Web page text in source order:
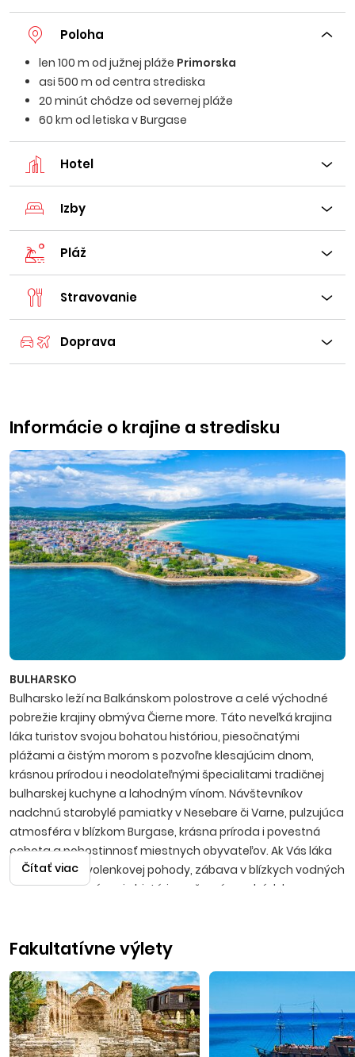
Poloha
len 100 m od južnej pláže Primorska
asi 500 m od centra strediska
20 minút chôdze od severnej pláže
60 km od letiska v Burgase
Hotel
Izby
Pláž
Stravovanie
Doprava
Informácie o krajine a stredisku
BULHARSKO
Bulharsko leží na Balkánskom polostrove a celé východné
pobrežie krajiny obmýva Čierne more. Táto neveľká krajina
láka turistov svojou bohatou históriou, piesočnatými
plážami a čistým morom s pozvoľne klesajúcim dnom,
krásnou prírodou i neodolateľnými špecialitami tradičnej
bulharskej kuchyne a lahodným vínom. Návštevníkov
nadchnú starobylé pamiatky v Nesebare či Varne, pulzujúca
atmosféra v blízkom Burgase, krásna príroda i povestná
ochota a pohostinnosť miestnych obyvateľov. Ak Vás láka
predstava dovolenkovej pohody, zábava v blízkych vodných
parkoch, spoznávanie histórie, večerné prechádzky po
Primorsko
Čierneho mora, nachádza sa približne 50 km južne
od Burgasu. Dnešné mestečko vzniklo z rybárskej osady a v
súčasnosti je charakteristické svojou príjemnou originálnou
atmosférou, ktorú vytvárajú štýlové reštaurácie, útulné
Čítať viac
Fakultatívne výlety